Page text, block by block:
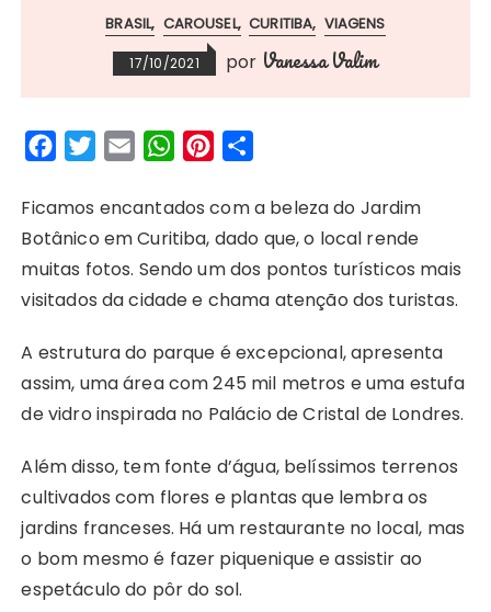
BRASIL CAROUSEL CURITIBA VIAGENS
17/10/2021 por Vanessa Valim
c
e
b
o
k
t
t
e
a
i
l
W
a
t
s
A
p
n
t
e
r
s
t
a
r
e
Ficamos encantados com a beleza do Jardim
Botânico em Curitiba, dado que, o local rende
muitas fotos. Sendo um dos pontos turísticos mais
visitados da cidade e chama atenção dos turistas.
A estrutura do parque é excepcional, apresenta
assim, uma área com 245 mil metros e uma estufa
de vidro inspirada no Palácio de Cristal de Londres.
Além disso, tem fonte d’água, belíssimos terrenos
cultivados com flores e plantas que lembra os
jardins franceses. Há um restaurante no local, mas
o bom mesmo é fazer piquenique e assistir ao
espetáculo do pôr do sol.